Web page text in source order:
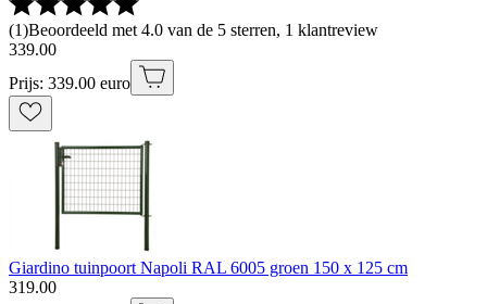
(1)Beoordeeld met 4.0 van de 5 sterren, 1 klantreview
339.00
Prijs: 339.00 euro
Giardino tuinpoort Napoli RAL 6005 groen 150 x 125 cm
319.00